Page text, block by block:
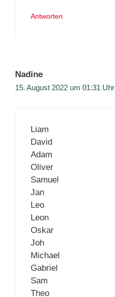
Antworten
Nadine
15. August 2022 um 01:31 Uhr
Liam
David
Adam
Oliver
Samuel
Jan
Leo
Leon
Oskar
Joh
Michael
Gabriel
Sam
Theo